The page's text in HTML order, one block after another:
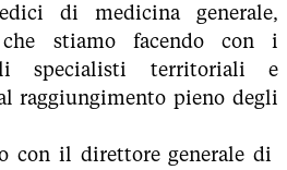
di medicina generale,
stiamo facendo con i
specialisti territoriali e
raggiungimento pieno degli
con il direttore generale di